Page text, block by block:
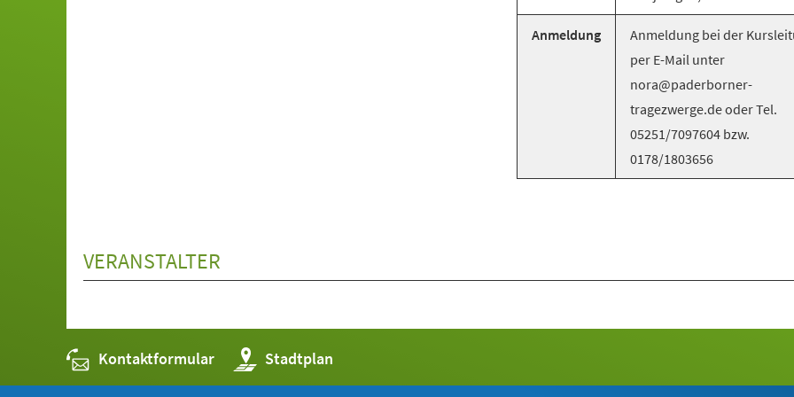
Anmeldung
Anmeldung bei der
per E-Mail unter
nora@paderborner-
tragezwerge.de oder Tel.
05251/7097604 bzw.
0178/1803656
VERANSTALTER
Kontaktformular Stadtplan
(Öffnet
in
einem